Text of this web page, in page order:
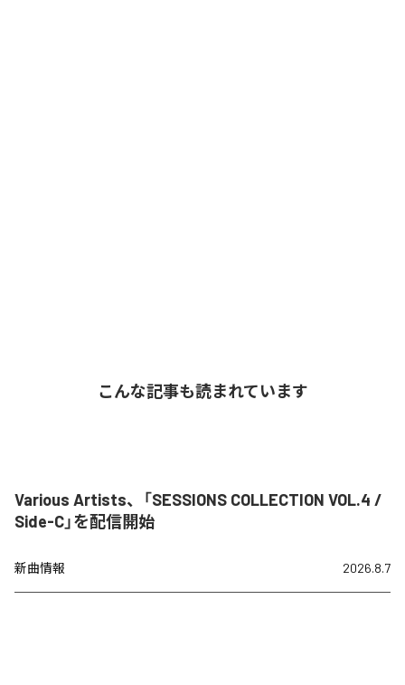
こんな記事も読まれています
Various Artists、「SESSIONS COLLECTION VOL.4 /
Side-C」を配信開始
新曲情報 2026.8.7